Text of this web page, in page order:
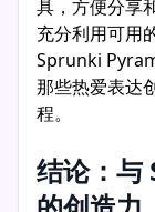
具，方便分享
充分利用可用
Sprunki
那些热爱表达
程。
结论：与